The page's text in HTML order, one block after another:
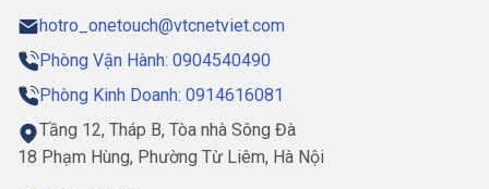
hotro_onetouch@vtcnetviet.com
Phòng Vận Hành: 0904540490
Phòng Kinh Doanh: 0914616081
Tầng 12, Tháp B, Tòa nhà Sông Đà
18 Phạm Hùng, Phường Từ Liêm, Hà Nội